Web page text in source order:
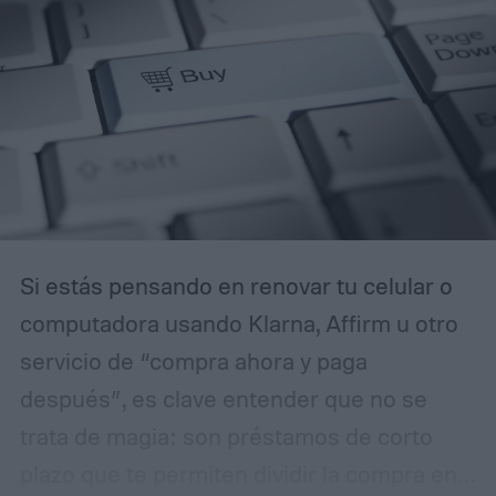
compañía no ejerció una supervisión
adecuada sobre su exejecutivo ni actuó
frente a posibles indicios de conducta
inapropiada, además de acusarla de
negligencia por no tomar resguardos
razonables para impedir los hechos.
Si estás pensando en renovar tu celular o
computadora usando Klarna, Affirm u otro
servicio de “compra ahora y paga
después”, es clave entender que no se